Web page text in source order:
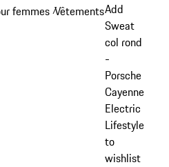
femmes /Vêtements et tenues
Add
Sweat
col rond
-
Porsche
Cayenne
Electric
Lifestyle
to
wishlist